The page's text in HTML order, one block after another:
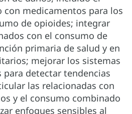
medicamentos para los
de opioides; integrar
con el consumo de
primaria de salud y en
mejorar los sistemas
para detectar tendencias
las relacionadas con
y el consumo combinado
enfoques sensibles al